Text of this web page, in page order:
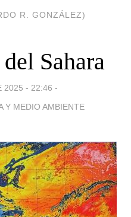
R. GONZÁLEZ)
Sahara
2025 - 22:46 -
Y MEDIO AMBIENTE